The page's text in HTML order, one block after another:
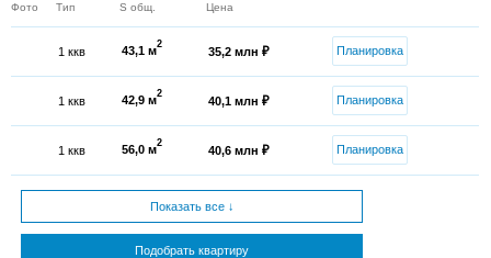
Фото Тип S общ. Цена
1 ккв 43,1 м2
35,2 млн ₽ Планировка
1 ккв 42,9 м2
40,1 млн ₽ Планировка
1 ккв 56,0 м2
40,6 млн ₽ Планировка
Показать все ↓
Подобрать квартиру